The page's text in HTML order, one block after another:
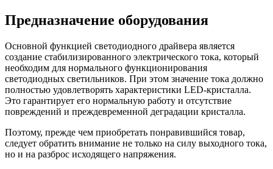
Предназначение оборудования
Основной функцией светодиодного драйвера является
создание стабилизированного электрического тока, который
необходим для нормального функционирования
светодиодных светильников. При этом значение тока должно
полностью удовлетворять характеристики LED-кристалла.
Это гарантирует его нормальную работу и отсутствие
повреждений и преждевременной деградации кристалла.
Поэтому, прежде чем приобретать понравившийся товар,
следует обратить внимание не только на силу выходного тока,
но и на разброс исходящего напряжения.